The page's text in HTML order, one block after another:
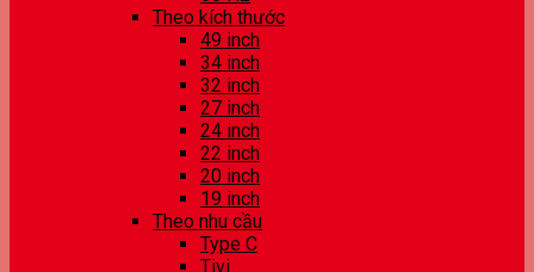
Theo kích thước
49 inch
34 inch
32 inch
27 inch
24 inch
22 inch
20 inch
19 inch
Theo nhu cầu
Type C
Tivi